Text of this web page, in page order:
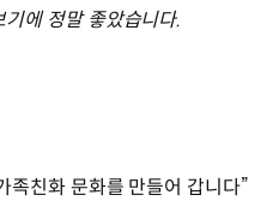
에 정말 좋았습니다.
족친화 문화를 만들어 갑니다”